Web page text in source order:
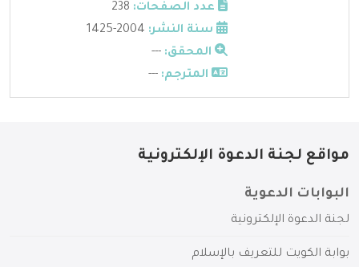
عدد الصفحات:
سنة النشر:
المحقق: ---
المترجم: ---
مواقع لجنة الدعوة الإلكترونية
البوابات الدعوية
لجنة الدعوة الإلكترونية
بوابة الكويت للتعريف بالإسلام